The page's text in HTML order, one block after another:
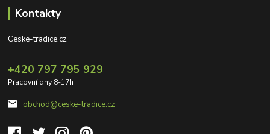
Kontakty
Ceske-tradice.cz
+420 797 795 929
Pracovní dny 8-17h
obchod@ceske-tradice.cz